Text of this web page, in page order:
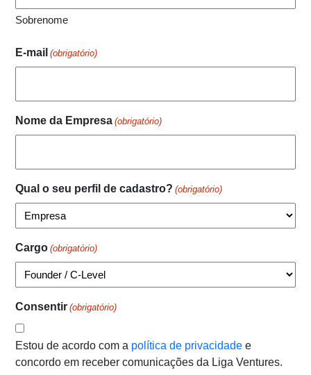
Sobrenome
E-mail (obrigatório)
Nome da Empresa (obrigatório)
Qual o seu perfil de cadastro? (obrigatório)
Cargo (obrigatório)
Consentir (obrigatório)
Estou de acordo com a política de privacidade e
concordo em receber comunicações da Liga Ventures.